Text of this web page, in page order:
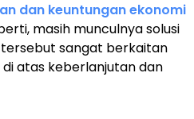
dan keuntungan ekonomi
masih munculnya solusi
tersebut sangat berkaitan
atas keberlanjutan dan